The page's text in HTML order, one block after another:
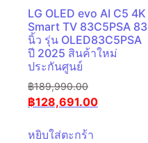
LG OLED evo AI C5 4K
Smart TV 83C5PSA 83
นิ้ว รุ่น OLED83C5PSA
ปี 2025 สินค้าใหม่
ประกันศูนย์
฿189,990.00
฿128,691.00
หยิบใส่ตะกร้า